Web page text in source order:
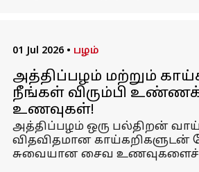
01 Jul 2026 • பழம்
அத்திப்பழம் மற்றும்
நீங்கள் விரும்பி
உணவுகள்!
அத்திப்பழம் ஒரு பல்திறன்
விதவிதமான காய்கறிகளுடன்
சுவையான சைவ உணவுகளைச்